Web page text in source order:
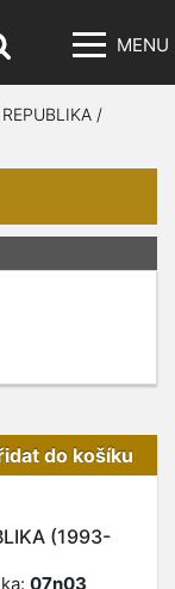
MENU
/
(1993-
do košíku
07n03